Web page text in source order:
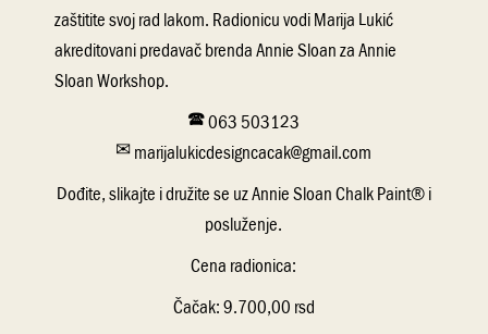
zaštitite svoj rad lakom. Radionicu vodi Marija Lukić
akreditovani predavač brenda Annie Sloan za Annie
Sloan Workshop.
🕿 063 503123
✉ marijalukicdesigncacak@gmail.com
Dođite, slikajte i družite se uz Annie Sloan Chalk Paint® i
posluženje.
Cena radionica:
Čačak: 9.700,00 rsd